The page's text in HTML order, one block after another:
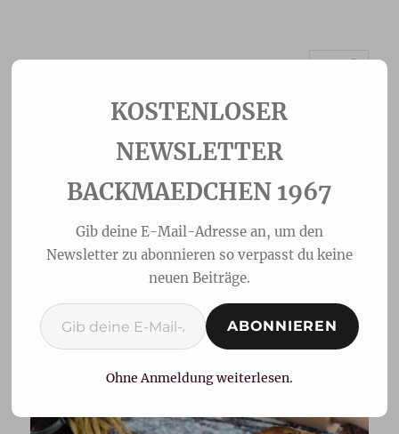
Falzbrot
NEWSLETTER
BACKMAEDCHEN 1967
Gib deine E-Mail-Adresse an, um den
Newsletter zu abonnieren so verpasst du keine
neuen Beiträge.
Gib deine E-Mail-Adresse ein ...
ABONNIEREN
Ohne Anmeldung weiterlesen.